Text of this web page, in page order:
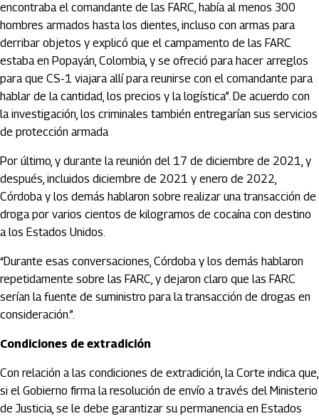
encontraba el comandante de las FARC, había al menos 300
hombres armados hasta los dientes, incluso con armas para
derribar objetos y explicó que el campamento de las FARC
estaba en Popayán, Colombia, y se ofreció para hacer arreglos
para que CS-1 viajara allí para reunirse con el comandante para
hablar de la cantidad, los precios y la logística”. De acuerdo con
la investigación, los criminales también entregarían sus servicios
de protección armada
Por último, y durante la reunión del 17 de diciembre de 2021, y
después, incluidos diciembre de 2021 y enero de 2022,
Córdoba y los demás hablaron sobre realizar una transacción de
droga por varios cientos de kilogramos de cocaína con destino
a los Estados Unidos.
“Durante esas conversaciones, Córdoba y los demás hablaron
repetidamente sobre las FARC, y dejaron claro que las FARC
serían la fuente de suministro para la transacción de drogas en
consideración.”.
Condiciones de extradición
Con relación a las condiciones de extradición, la Corte indica que,
si el Gobierno firma la resolución de envío a través del Ministerio
de Justicia, se le debe garantizar su permanencia en Estados